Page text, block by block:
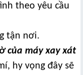
theo yêu cầu
tận nơi.
của máy xay xát
hy vọng đây sẽ